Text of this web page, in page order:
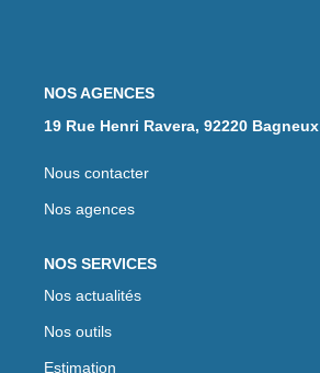
NOS AGENCES
19 Rue Henri Ravera, 92220 Bagneux
Nous contacter
Nos agences
NOS SERVICES
Nos actualités
Nos outils
Estimation